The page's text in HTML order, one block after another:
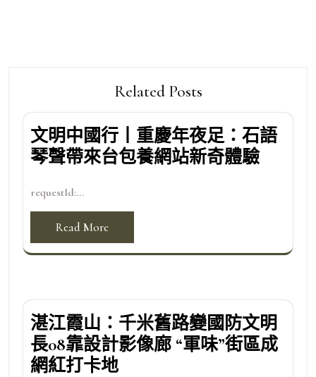
Related Posts
文明中國行丨重慶年夜足：石語
琴聲帶來台包養網站新奇體驗
requestId:...
Read More
湛江霞山：千米舊路變國防文明
長08靠設計影像廊 “軍味”街區成
網紅打卡地